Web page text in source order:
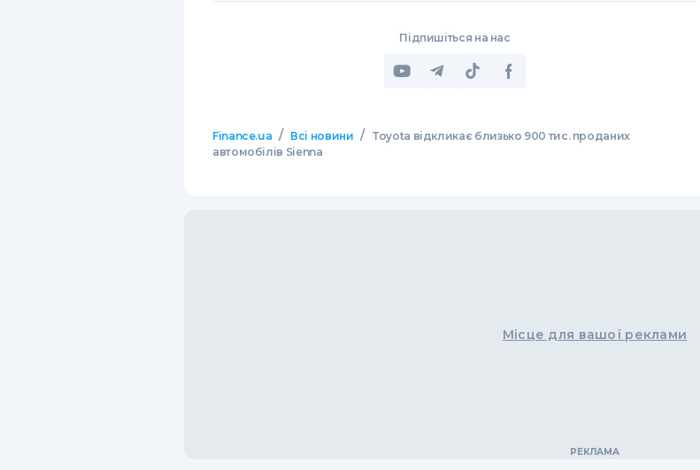
Підпишіться на нас
Finance.ua / Всі новини / Toyota відкликає близько 900 тис. проданих
автомобілів Sienna
Місце для вашої реклами